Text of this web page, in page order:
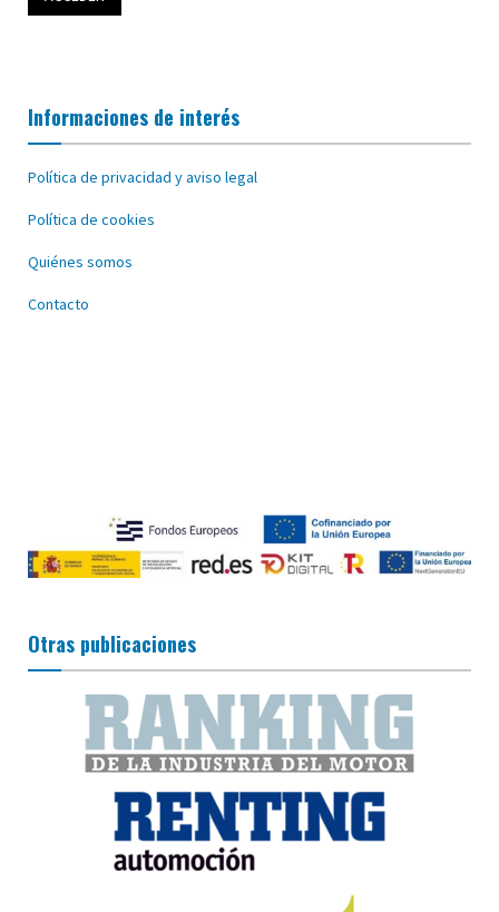
Informaciones de interés
Política de privacidad y aviso legal
Política de cookies
Quiénes somos
Contacto
Otras publicaciones